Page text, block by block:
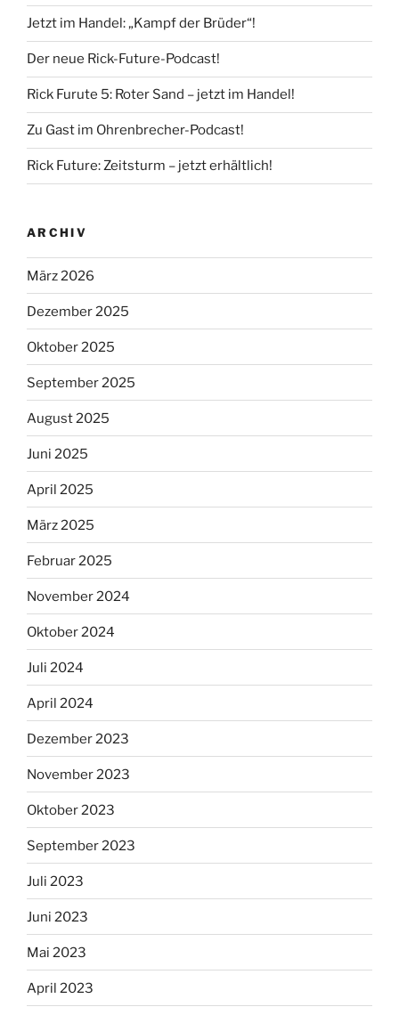
Jetzt im Handel: „Kampf der Brüder“!
Der neue Rick-Future-Podcast!
Rick Furute 5: Roter Sand – jetzt im Handel!
Zu Gast im Ohrenbrecher-Podcast!
Rick Future: Zeitsturm – jetzt erhältlich!
ARCHIV
März 2026
Dezember 2025
Oktober 2025
September 2025
August 2025
Juni 2025
April 2025
März 2025
Februar 2025
November 2024
Oktober 2024
Juli 2024
April 2024
Dezember 2023
November 2023
Oktober 2023
September 2023
Juli 2023
Juni 2023
Mai 2023
April 2023